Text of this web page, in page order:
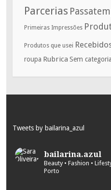
Parcerias
Primeiras Impressões
Produtos que usei
roupa Rubrica Sem categoria
Tweets by bailarina_azul
bailarina.azul
Beauty • Fashion •
Porto